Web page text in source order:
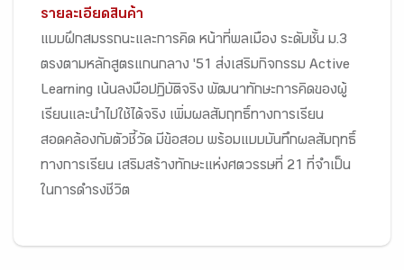
รายละเอียดสินค้า
แบบฝึกสมรรถนะและการคิด หน้าที่พลเมือง ระดับชั้น ม.3
ตรงตามหลักสูตรแกนกลาง '51 ส่งเสริมกิจกรรม Active
Learning เน้นลงมือปฏิบัติจริง พัฒนาทักษะการคิดของผู้
เรียนและนำไปใช้ได้จริง เพิ่มผลสัมฤทธิ์ทางการเรียน
สอดคล้องกับตัวชี้วัด มีข้อสอบ พร้อมแบบบันทึกผลสัมฤทธิ์
ทางการเรียน เสริมสร้างทักษะแห่งศตวรรษที่ 21 ที่จำเป็น
ในการดำรงชีวิต